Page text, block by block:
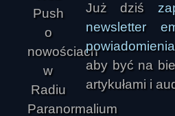
Już dziś
newsletter
aby być na
artykułami i